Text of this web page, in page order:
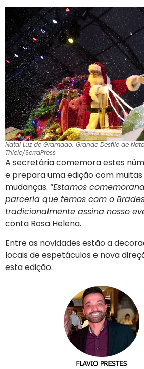
Natal Luz de Gramado. Grande Desfile de
Thiele/SerraPress
A secretária comemora estes
e prepara uma edição com
mudanças. “Estamos
parceria que temos com o
tradicionalmente assina nosso
conta Rosa Helena.
Entre as novidades estão a
locais de espetáculos e nova
esta edição.